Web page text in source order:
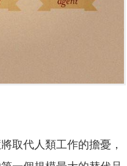
取代人類工作的擔憂，